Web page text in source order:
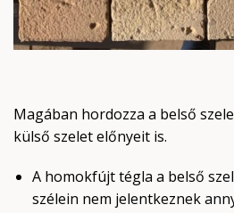
Magában hordozza a belső
külső szelet előnyeit is.
A homokfújt tégla a belső
szélein nem jelentkeznek